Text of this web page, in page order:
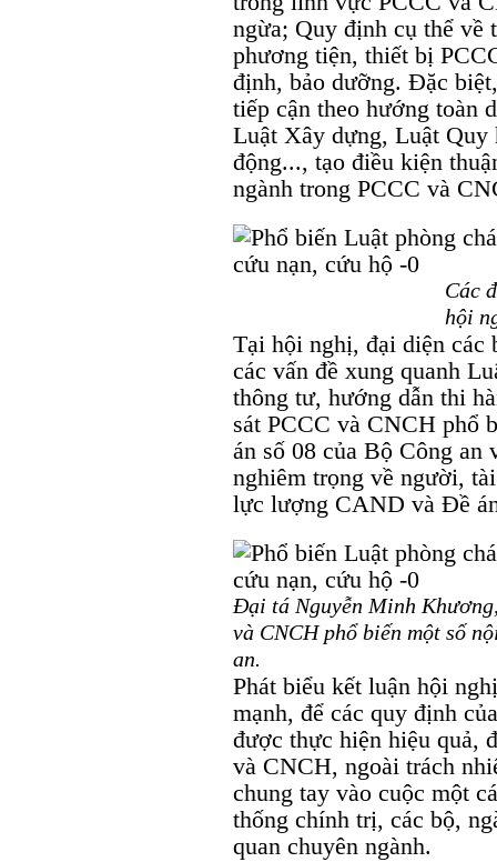
ngừa; Quy định cụ thể về
phương tiện, thiết bị
định, bảo dưỡng. Đặc
tiếp cận theo hướng toàn
Luật Xây dựng, Luật Quy
động..., tạo điều kiện
ngành trong PCCC và
Các
hội
Tại hội nghị, đại diện các
các vấn đề xung quanh
thông tư, hướng dẫn thi
sát PCCC và CNCH phổ
án số 08 của Bộ Công an
nghiêm trọng về người,
lực lượng CAND và Đề
Đại tá Nguyễn Minh
và CNCH phổ biến một số
an.
Phát biểu kết luận hội
mạnh, để các quy định
được thực hiện hiệu quả,
và CNCH, ngoài trách
chung tay vào cuộc một
thống chính trị, các bộ,
quan chuyên ngành.